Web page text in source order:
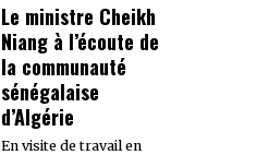
Le ministre Cheikh
Niang à l’écoute de
la communauté
sénégalaise
d’Algérie
En visite de travail en